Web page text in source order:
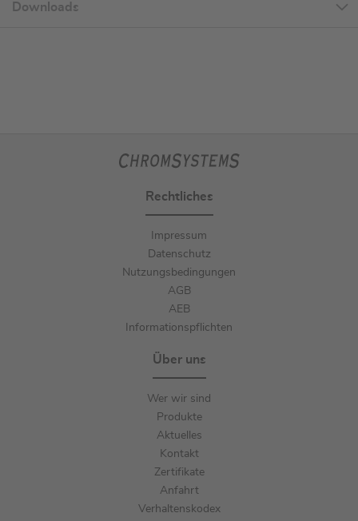
Downloads
Rechtliches
Impressum
Datenschutz
Nutzungsbedingungen
AGB
AEB
Informationspflichten
Über uns
Wer wir sind
Produkte
Aktuelles
Kontakt
Zertifikate
Anfahrt
Verhaltenskodex